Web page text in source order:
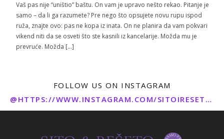
Vaš pas nije “uništio” baštu. On vam je upravo nešto rekao. Pitanje je
samo – da li ga razumete? Pre nego što opsujete novu rupu ispod
ruža, znajte ovo: pas ne kopa iz inata. On ne planira da vam pokvari
vikend niti da se osveti što ste kasnili iz kancelarije. Možda mu je
prevruće. Možda […]
FOLLOW US ON INSTAGRAM
@HTTPS://WWW.INSTAGRAM.COM/SITOIRESETO/